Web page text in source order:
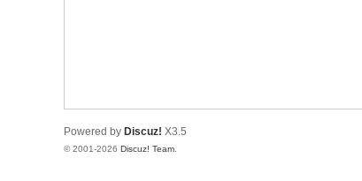
Powered by Discuz! X3.5
© 2001-2026 Discuz! Team